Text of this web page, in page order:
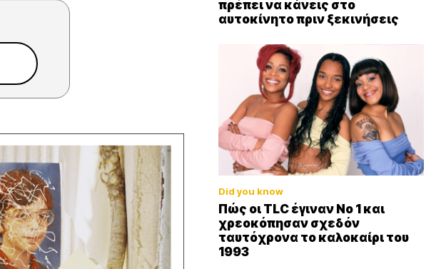
πρέπει να κάνεις στο
αυτοκίνητο πριν ξεκινήσεις
Did you know
Πώς οι TLC έγιναν Νο 1 και
χρεοκόπησαν σχεδόν
ταυτόχρονα το καλοκαίρι του
1993